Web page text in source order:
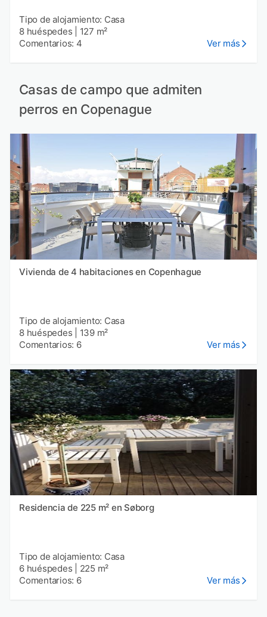
Tipo de alojamiento: Casa
8 huéspedes
127 m²
Comentarios: 4
Ver más
Casas de campo que admiten
perros en Copenague
Vivienda de 4 habitaciones en Copenhague
Tipo de alojamiento: Casa
8 huéspedes
139 m²
Comentarios: 6
Ver más
Residencia de 225 m² en Søborg
Tipo de alojamiento: Casa
6 huéspedes
225 m²
Comentarios: 6
Ver más